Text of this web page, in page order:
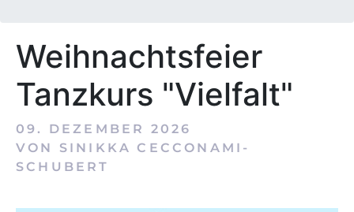
Weihnachtsfeier
Tanzkurs "Vielfalt"
09. DEZEMBER 2026
VON SINIKKA CECCONAMI-
SCHUBERT